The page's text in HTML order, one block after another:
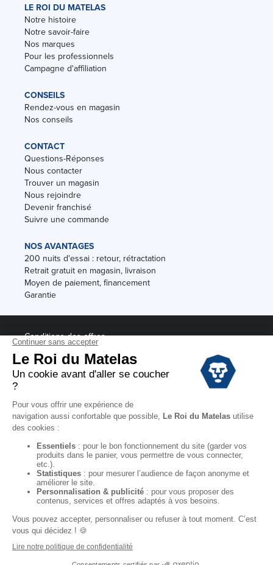
LE ROI DU MATELAS
Notre histoire
Notre savoir-faire
Nos marques
Pour les professionnels
Campagne d'affiliation
CONSEILS
Rendez-vous en magasin
Nos conseils
CONTACT
Questions-Réponses
Nous contacter
Trouver un magasin
Nous rejoindre
Devenir franchisé
Suivre une commande
NOS AVANTAGES
200 nuits d'essai : retour, rétractation
Retrait gratuit en magasin, livraison
Moyen de paiement, financement
Garantie
Conditions des offres
Black Friday
Destockage
Soldes
Conditions Générales de vente magasin
Conditions Générales de vente internet
Mentions Légales
Données personnelles
Codes promo Le Roi du Matelas
Copyright © 2022. All rights reserved.